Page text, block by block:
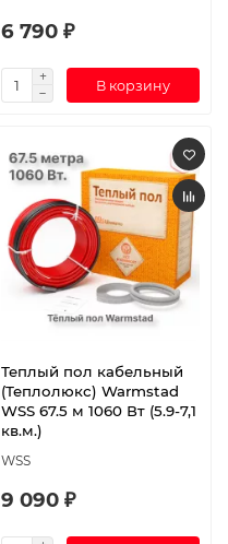
6 790 ₽
В корзину
Теплый пол кабельный
(Теплолюкс) Warmstad
WSS 67.5 м 1060 Вт (5.9-7,1
кв.м.)
WSS
9 090 ₽